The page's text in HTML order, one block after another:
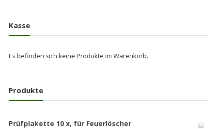
Kasse
Es befinden sich keine Produkte im Warenkorb.
Produkte
Prüfplakette 10 x, für Feuerlöscher